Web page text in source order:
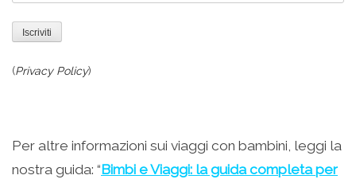
(Privacy Policy)
Per altre informazioni sui viaggi con bambini, leggi la
nostra guida: “Bimbi e Viaggi: la guida completa per